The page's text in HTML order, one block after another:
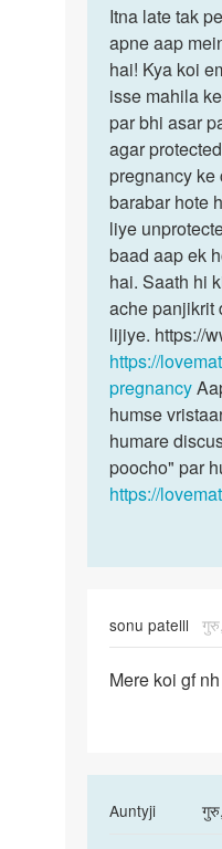
to
mam
mene
apne
bf
k
sath
sex
7
by
Alisha
Itna
late
tak
perids
ka
naa
Itna late tak
apne aap
hai! Kya koi
isse mahila
par bhi asar
agar
pregnancy ke
barabar hote
liye
baad aap ek
hai. Saath hi
ache panjikrit
lijiye. https://
https://
pregnancy
humse
humare
poocho" par
https://
sonu patelll
Mere
Mere koi gf
AuntyjiIn